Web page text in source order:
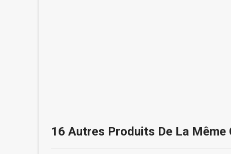
16 Autres Produits De La Même